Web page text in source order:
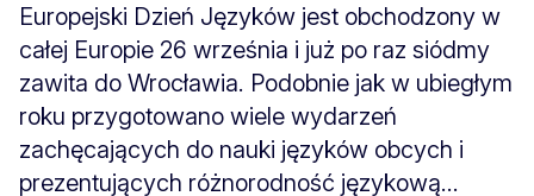
Europejski Dzień Języków jest obchodzony w
całej Europie 26 września i już po raz siódmy
zawita do Wrocławia. Podobnie jak w ubiegłym
roku przygotowano wiele wydarzeń
zachęcających do nauki języków obcych i
prezentujących różnorodność językową...